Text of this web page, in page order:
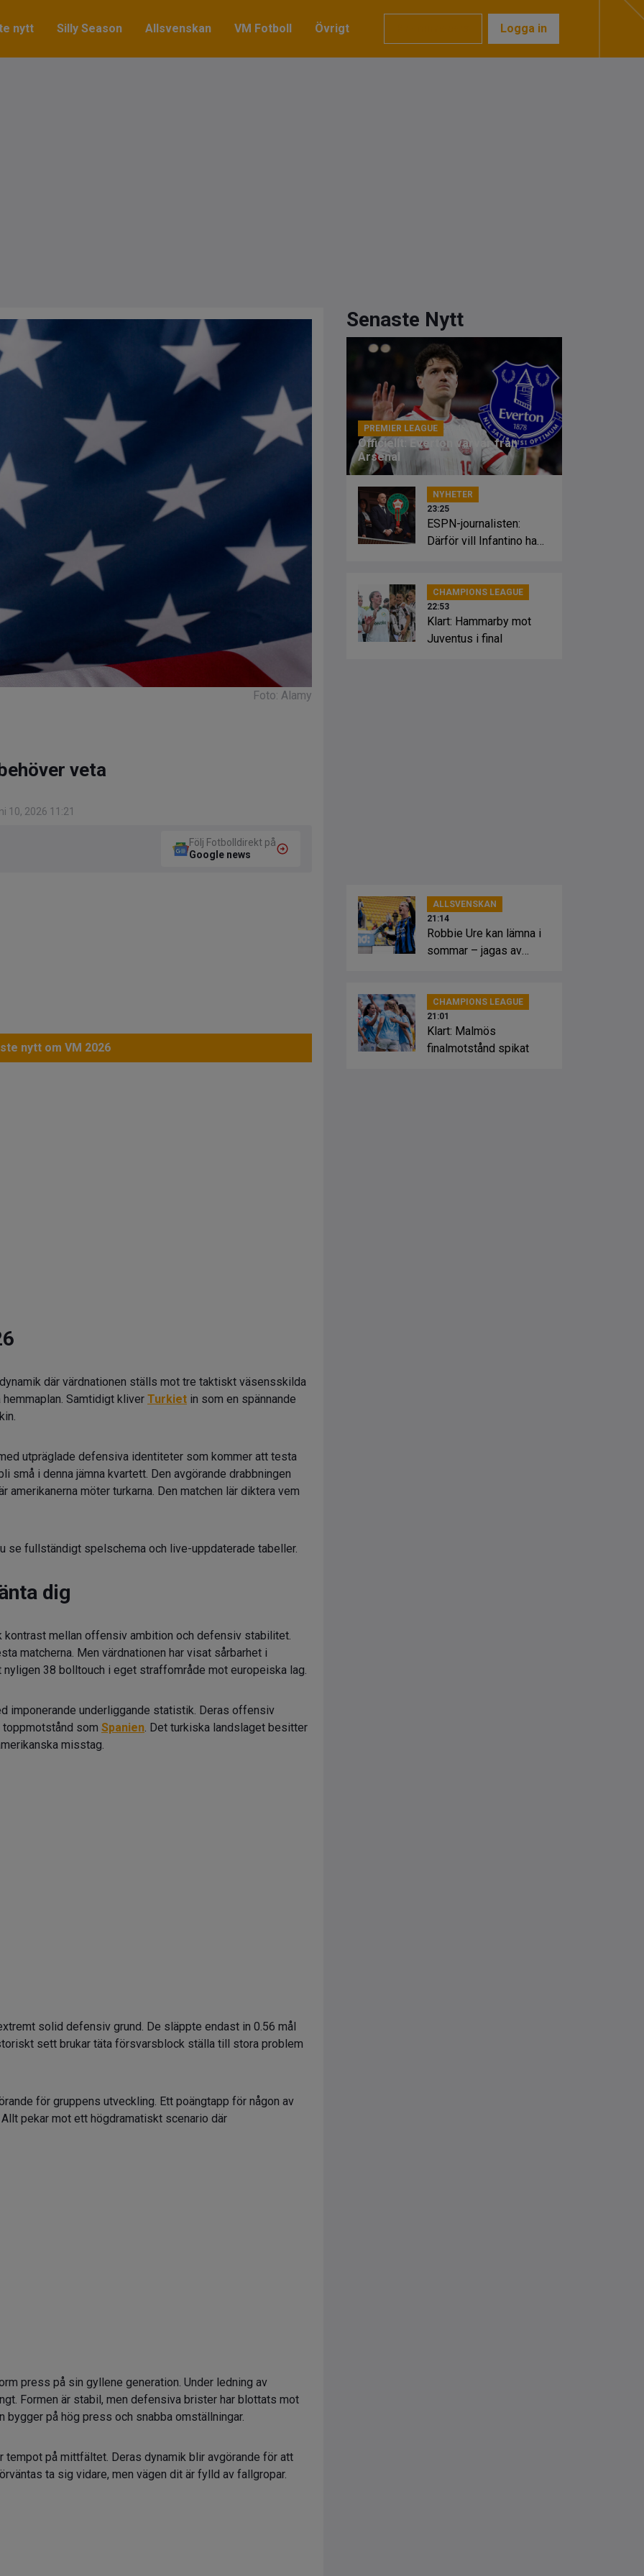
nytt Silly Season Allsvenskan VM Fotboll Övrigt Logga in
Foto: Alamy
veta
10, 2026 11:21
Följ Fotbolldirekt på
Google news
nytt om VM 2026
där värdnationen ställs mot tre taktiskt väsensskilda
Samtidigt kliver Turkiet in som en spännande
utpräglade defensiva identiteter som kommer att testa
små i denna jämna kvartett. Den avgörande drabbningen
möter turkarna. Den matchen lär diktera vem
se fullständigt spelschema och live-uppdaterade tabeller.
dig
mellan offensiv ambition och defensiv stabilitet.
matcherna. Men värdnationen har visat sårbarhet i
38 bolltouch i eget straffområde mot europeiska lag.
imponerande underliggande statistik. Deras offensiv
toppmotstånd som Spanien. Det turkiska landslaget besitter
misstag.
solid defensiv grund. De släppte endast in 0.56 mål
sett brukar täta försvarsblock ställa till stora problem
för gruppens utveckling. Ett poängtapp för någon av
pekar mot ett högdramatiskt scenario där
press på sin gyllene generation. Under ledning av
Formen är stabil, men defensiva brister har blottats mot
på hög press och snabba omställningar.
tempot på mittfältet. Deras dynamik blir avgörande för att
ta sig vidare, men vägen dit är fylld av fallgropar.
Senaste Nytt
PREMIER LEAGUE
Officiellt: Everton värvar från
Arsenal
NYHETER
23:25
ESPN-journalisten:
Därför vill Infantino ha
CHAMPIONS LEAGUE
22:53
Klart: Hammarby mot
Juventus i final
ALLSVENSKAN
21:14
Robbie Ure kan lämna i
sommar – jagas av
CHAMPIONS LEAGUE
21:01
Klart: Malmös
finalmotstånd spikat